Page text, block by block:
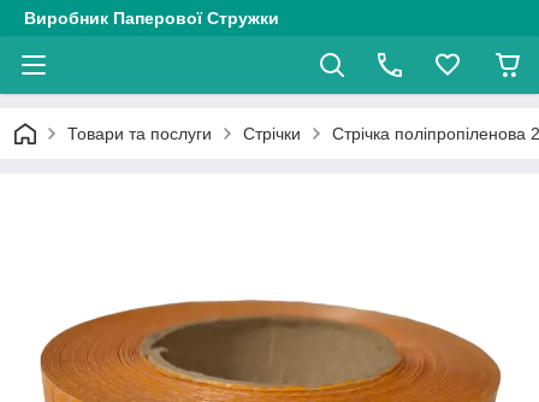
Виробник Паперової Стружки
Товари та послуги Стрічки Стрічка поліпропіленова